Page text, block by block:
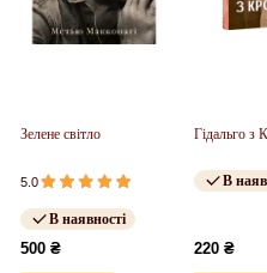
Зелене світло
5.0
В наявності
500 ₴
Гідальго з
В
220 ₴